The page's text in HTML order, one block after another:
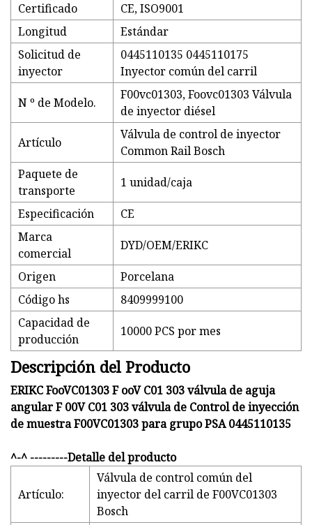
Certificado
CE, ISO9001
Longitud
Estándar
Solicitud de
inyector
0445110135 0445110175
Inyector común del carril
N º de Modelo.
F00vc01303, Foovc01303 Válvula
de inyector diésel
Artículo
Válvula de control de inyector
Common Rail Bosch
Paquete de
transporte
1 unidad/caja
Especificación
CE
Marca
comercial
DYD/OEM/ERIKC
Origen
Porcelana
Código hs
8409999100
Capacidad de
producción
10000 PCS por mes
Descripción del Producto
ERIKC FooVC01303 F ooV C01 303 válvula de aguja
angular F 00V C01 303 válvula de Control de inyección
de muestra F00VC01303 para grupo PSA 0445110135
^-^ ---------Detalle del producto
Artículo:
Válvula de control común del
inyector del carril de F00VC01303
Bosch